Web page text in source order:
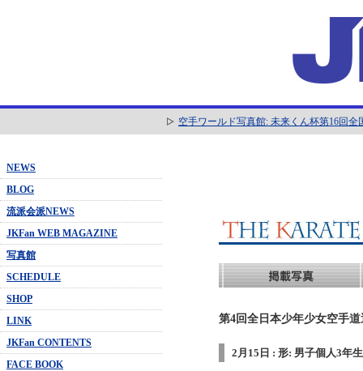
空手ワールド写真館: 未来くん杯第16回
NEWS
BLOG
流派会派NEWS
JKFan WEB MAGAZINE
写真館
SCHEDULE
SHOP
LINK
JKFan CONTENTS
FACE BOOK
第4回全日本少年少女空手
2月15日 : 形: 男子個人3年